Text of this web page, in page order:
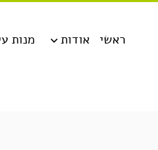
מנות אודות ראשי